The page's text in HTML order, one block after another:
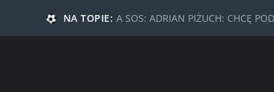
NA TOPIE: A SOS: ADRIAN PIŻUCH: CHCĘ